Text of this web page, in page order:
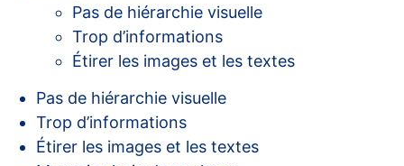
Pas de hiérarchie visuelle
Trop d’informations
Étirer les images et les textes
Pas de hiérarchie visuelle
Trop d’informations
Étirer les images et les textes